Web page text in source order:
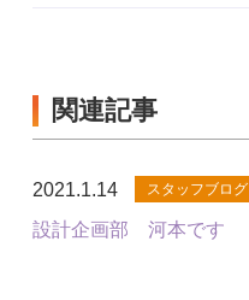
関連記事
2021.1.14 スタッフブログ
設計企画部 河本です